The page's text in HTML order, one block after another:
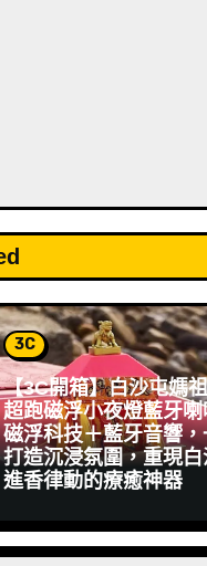
3C
【3C開箱】白沙屯媽
超跑磁浮小夜燈藍牙喇
磁浮科技＋藍牙音響，
打造沉浸氛圍，重現白
進香律動的療癒神器